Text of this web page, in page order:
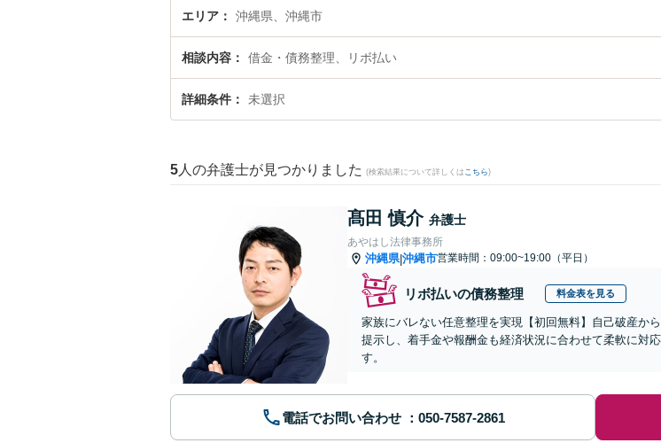
整理を法律相談できる沖縄市内の弁護士に相談予約したい』などでお困りの相談者さんにおすすめです
エリア 沖縄県、沖縄市
相談内容 借金・債務整理、リボ払い
詳細条件 未選択
5 人の弁護士が見つかりました (検索結果について詳しくは こちら)
髙田 慎介 弁護士
あやはし法律事務所
沖縄県|沖縄市営業時間：09:00~19:00（平日）
リボ払いの債務整理 料金表を見る
家族にバレない任意整理を実現【初回無料】自己破産か
提示し、着手金や報酬金も経済状況に合わせて柔軟に対
す。
電話でお問い合わせ